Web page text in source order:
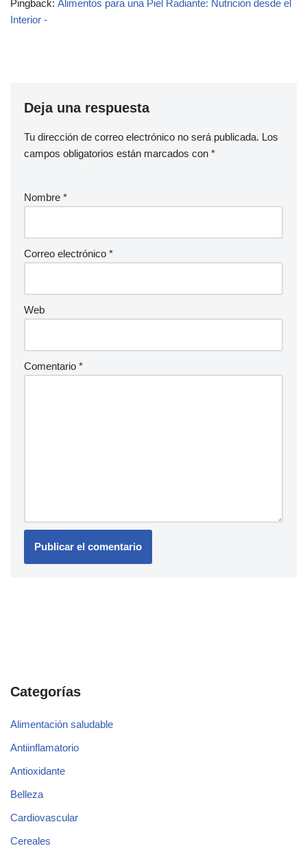
Pingback: Alimentos para una Piel Radiante: Nutrición desde el
Interior -
Deja una respuesta
Tu dirección de correo electrónico no será publicada. Los
campos obligatorios están marcados con *
Nombre *
Correo electrónico *
Web
Comentario *
Categorías
Alimentación saludable
Antiinflamatorio
Antioxidante
Belleza
Cardiovascular
Cereales